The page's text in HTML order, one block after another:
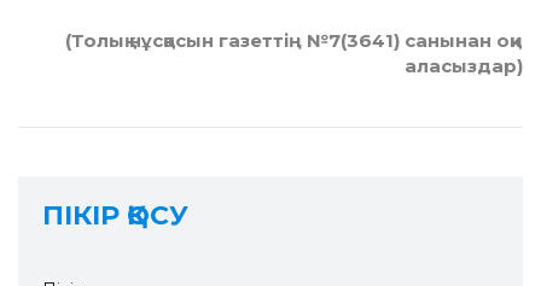
(Толық нұсқасын газеттің №7(3641) санынан оқи
аласыздар)
ПІКІР ҚОСУ